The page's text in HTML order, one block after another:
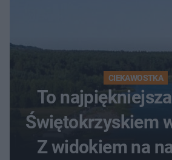
CIEKAWOSTKA
To
Świętokrzyskiem
Z widokiem na